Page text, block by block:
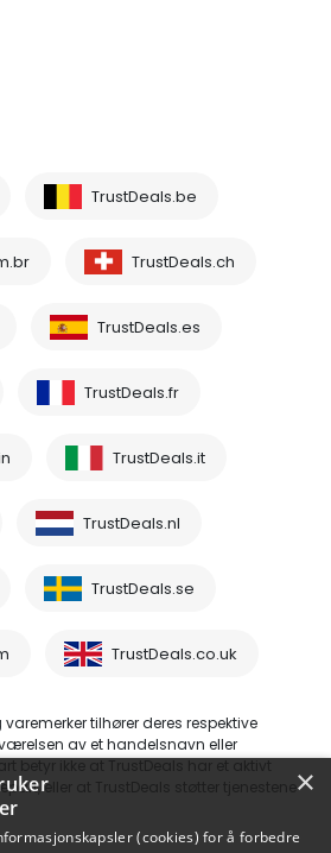
TrustDeals.be
TrustDeals.ch
TrustDeals.es
TrustDeals.fr
TrustDeals.it
TrustDeals.nl
TrustDeals.se
TrustDeals.co.uk
tilhører deres respektive
av et handelsnavn eller
eller at TrustDeals støtter tjenestene ×
(cookies) for å forbedre